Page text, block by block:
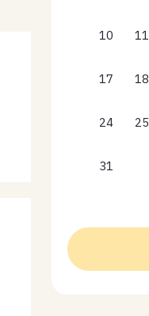
10 11
17 18
24 25
31